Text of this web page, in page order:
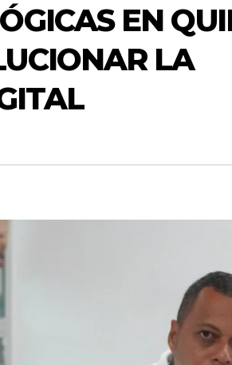
EN
LA